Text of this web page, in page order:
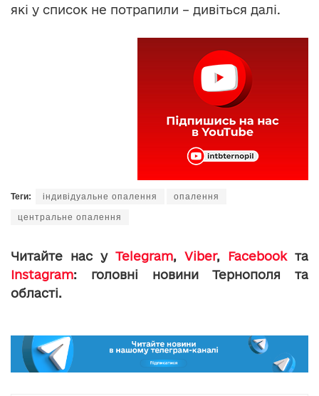
які у список не потрапили – дивіться далі.
Теги: індивідуальне опалення опалення
центральне опалення
Читайте нас у Telegram, Viber, Facebookта
Instagram: головні новини Тернополя та
області.